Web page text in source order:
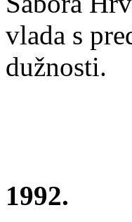
vlada s
dužnosti.
1992.